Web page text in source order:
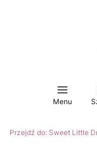
Menu
Przejdź do: Sweet Little